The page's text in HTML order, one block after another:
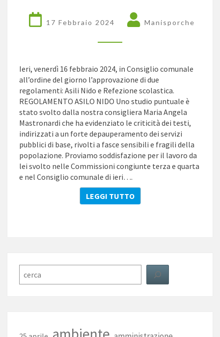
MENSA
SOCIALE
CONSIGLIERI
DI
MINORANZA
NELLE
COMMISSIONI
17 Febbraio 2024 Manisporche
Ieri, venerdì 16 febbraio 2024, in Consiglio comunale
all’ordine del giorno l’approvazione di due
regolamenti: Asili Nido e Refezione scolastica.
REGOLAMENTO ASILO NIDO Uno studio puntuale è
stato svolto dalla nostra consigliera Maria Angela
Mastronardi che ha evidenziato le criticità dei testi,
indirizzati a un forte depauperamento dei servizi
pubblici di base, rivolti a fasce sensibili e fragili della
popolazione. Proviamo soddisfazione per il lavoro da
lei svolto nelle Commissioni congiunte terza e quarta
e nel Consiglio comunale di ieri….
LEGGI TUTTOLEGGI TUTTO